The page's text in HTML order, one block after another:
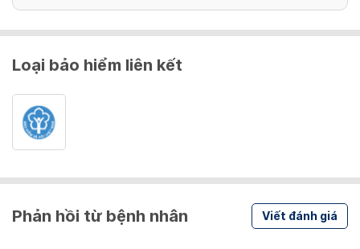
100,000 - 300,000 VND
Thay băng vết thương/ mổ chiều dài nhỏ
hơn 15cm (chỉ áp dụng với người bệnh ngoại
Loại bảo hiểm liên kết
Phản hồi từ bệnh nhân Viết đánh giá